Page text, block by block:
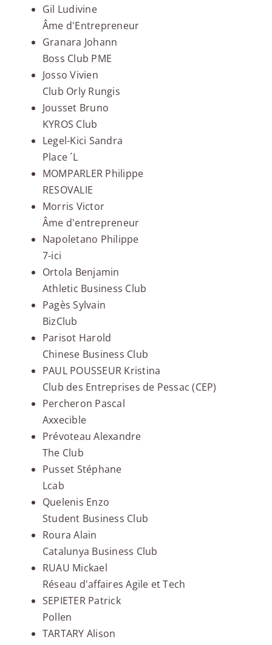
Gil Ludivine
Âme d'Entrepreneur
Granara Johann
Boss Club PME
Josso Vivien
Club Orly Rungis
Jousset Bruno
KYROS Club
Legel-Kici Sandra
Place ´L
MOMPARLER Philippe
RESOVALIE
Morris Victor
Âme d'entrepreneur
Napoletano Philippe
7-ici
Ortola Benjamin
Athletic Business Club
Pagès Sylvain
BizClub
Parisot Harold
Chinese Business Club
PAUL POUSSEUR Kristina
Club des Entreprises de Pessac (CEP)
Percheron Pascal
Axxecible
Prévoteau Alexandre
The Club
Pusset Stéphane
Lcab
Quelenis Enzo
Student Business Club
Roura Alain
Catalunya Business Club
RUAU Mickael
Réseau d'affaires Agile et Tech
SEPIETER Patrick
Pollen
TARTARY Alison